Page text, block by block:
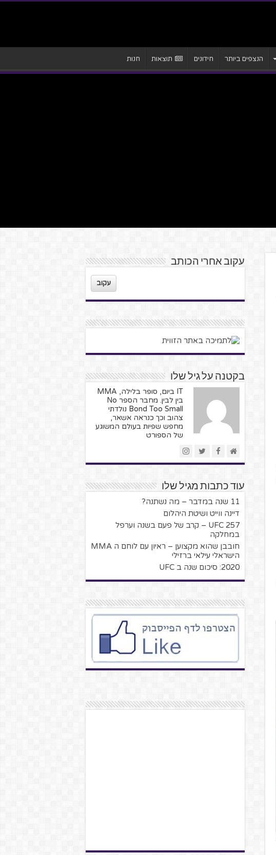
הנצפים ביותר חידונים תוצאות חנות
עקוב אחרי הכותב
עקוב
בקטנה על גיל שלו
IT ביום, סופר בלילה, MMA
בין לבין. מחבר הספר No
Bond Too Small נולדתי
צהוב וכך כנראה אשאר,
מחפש שפיות בעולם המשוגע
של הספורט
עוד כתבות מגיל שלו
11 שנה במדבר – מה נשתנה?
דיינה ווייט ושיטת היהלום
UFC 257 – קרב של פעם בשנה וערפל
במחלקה
חובבן שהוא מקצוען – ראיון עם לוחם ה MMA
הישראלי עילאי ברזילי
2020: סיכום שנה ב UFC